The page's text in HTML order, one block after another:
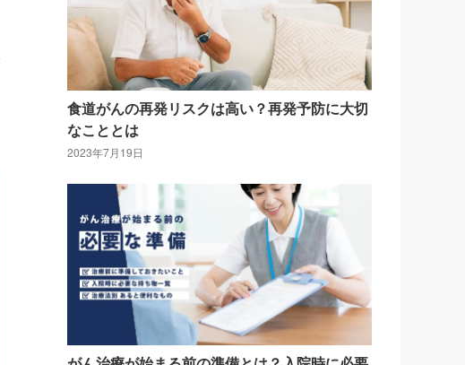
食道がんの再発リスクは高い？再発予防に大切
なこととは
2023年7月19日